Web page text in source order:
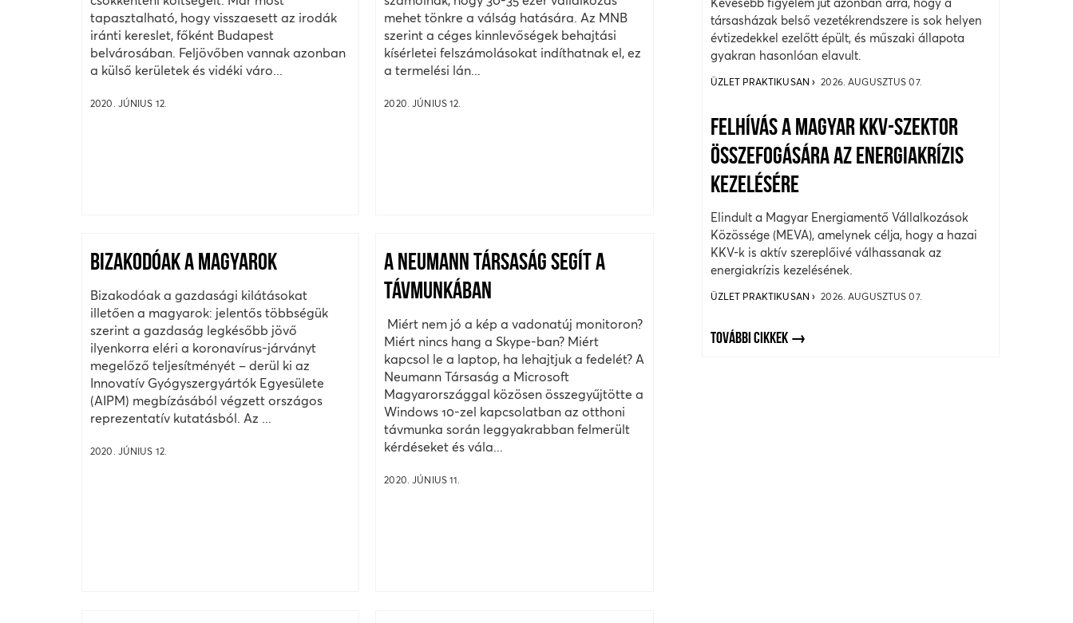
tapasztalható, hogy visszaesett az irodák
iránti kereslet, főként Budapest
belvárosában. Feljövőben vannak azonban
a külső kerületek és vidéki váro...
2020. JÚNIUS 12.
mehet tönkre a válság hatására. Az MNB
szerint a céges kinnlevőségek behajtási
kísérletei felszámolásokat indíthatnak el, ez
a termelési lán...
2020. JÚNIUS 12.
BIZAKODÓAK A MAGYAROK
Bizakodóak a gazdasági kilátásokat
illetően a magyarok: jelentős többségük
szerint a gazdaság legkésőbb jövő
ilyenkorra eléri a koronavírus-járványt
megelőző teljesítményét – derül ki az
Innovatív Gyógyszergyártók Egyesülete
(AIPM) megbízásából végzett országos
reprezentatív kutatásból. Az ...
2020. JÚNIUS 12.
A NEUMANN TÁRSASÁG SEGÍT A
TÁVMUNKÁBAN
Miért nem jó a kép a vadonatúj monitoron?
Miért nincs hang a Skype-ban? Miért
kapcsol le a laptop, ha lehajtjuk a fedelét? A
Neumann Társaság a Microsoft
Magyarországgal közösen összegyűjtötte a
Windows 10-zel kapcsolatban az otthoni
távmunka során leggyakrabban felmerült
kérdéseket és vála...
2020. JÚNIUS 11.
társasházak belső vezetékrendszere is sok helyen
évtizedekkel ezelőtt épült, és műszaki állapota
gyakran hasonlóan elavult.
ÜZLET PRAKTIKUSAN 2026. AUGUSZTUS 07.
FELHÍVÁS A MAGYAR KKV-SZEKTOR
ÖSSZEFOGÁSÁRA AZ ENERGIAKRÍZIS
KEZELÉSÉRE
Elindult a Magyar Energiamentő Vállalkozások
Közössége (MEVA), amelynek célja, hogy a hazai
KKV-k is aktív szereplőivé válhassanak az
energiakrízis kezelésének.
ÜZLET PRAKTIKUSAN 2026. AUGUSZTUS 07.
TOVÁBBI CIKKEK